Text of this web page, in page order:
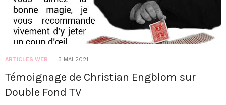
ARTICLES WEB 3 MAI 2021
Témoignage de Christian Engblom sur
Double Fond TV